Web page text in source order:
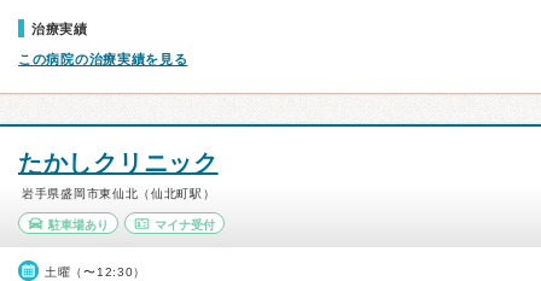
治療実績
この病院の治療実績を見る
たかしクリニック
岩手県盛岡市東仙北（仙北町駅）
駐車場あり マイナ受付
土曜（〜12:30）